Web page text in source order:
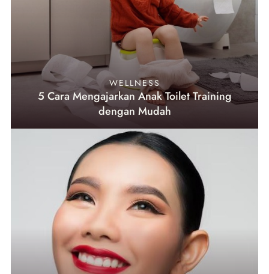
WELLNESS
5 Cara Mengajarkan Anak Toilet Training
dengan Mudah